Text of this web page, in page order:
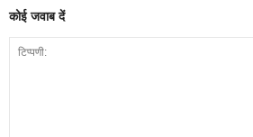
कोई जवाब दें